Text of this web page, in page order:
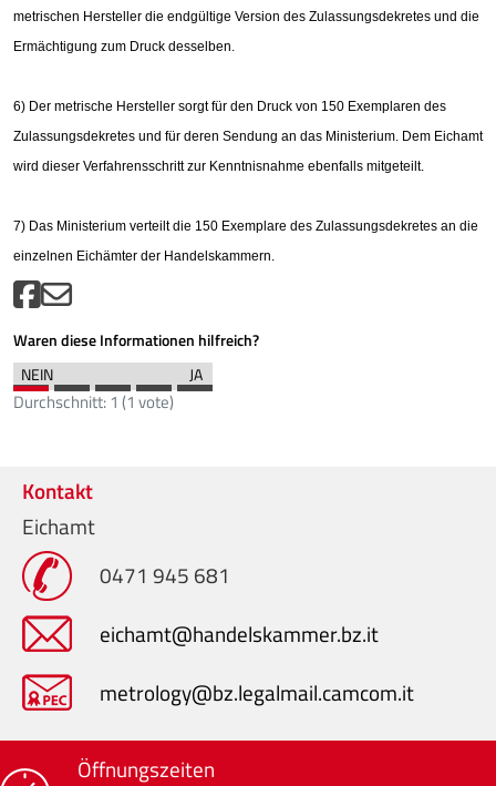
metrischen Hersteller die endgültige Version des Zulassungsdekretes und die
Ermächtigung zum Druck desselben.
6) Der metrische Hersteller sorgt für den Druck von 150 Exemplaren des
Zulassungsdekretes und für deren Sendung an das Ministerium. Dem Eichamt
wird dieser Verfahrensschritt zur Kenntnisnahme ebenfalls mitgeteilt.
7) Das Ministerium verteilt die 150 Exemplare des Zulassungsdekretes an die
einzelnen Eichämter der Handelskammern.
Waren diese Informationen hilfreich?
Durchschnitt:1 (1 vote)
Kontakt
Eichamt
0471 945 681
eichamt@handelskammer.bz.it
metrology@bz.legalmail.camcom.it
Öffnungszeiten